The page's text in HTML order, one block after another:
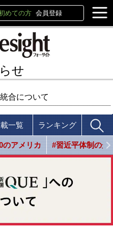
めての方 会員登録
せ
合について
一覧 ランキング
のアメリカ #習近平体制の光